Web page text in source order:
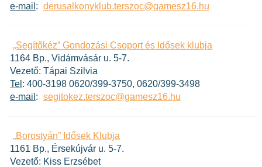
e-mail : derusalkonyklub.terszoc@gamesz16.hu
„Segítőkéz” Gondozási Csoport és Idősek klubja
1164 Bp., Vidámvásár u. 5-7.
Vezető: Tápai Szilvia
Tel : 400-3198 0620/399-3750, 0620/399-3498
e-mail : segitokez.terszoc@gamesz16.hu
„Borostyán” Idősek Klubja
1161 Bp., Érsekújvár u. 5-7.
Vezető: Kiss Erzsébet